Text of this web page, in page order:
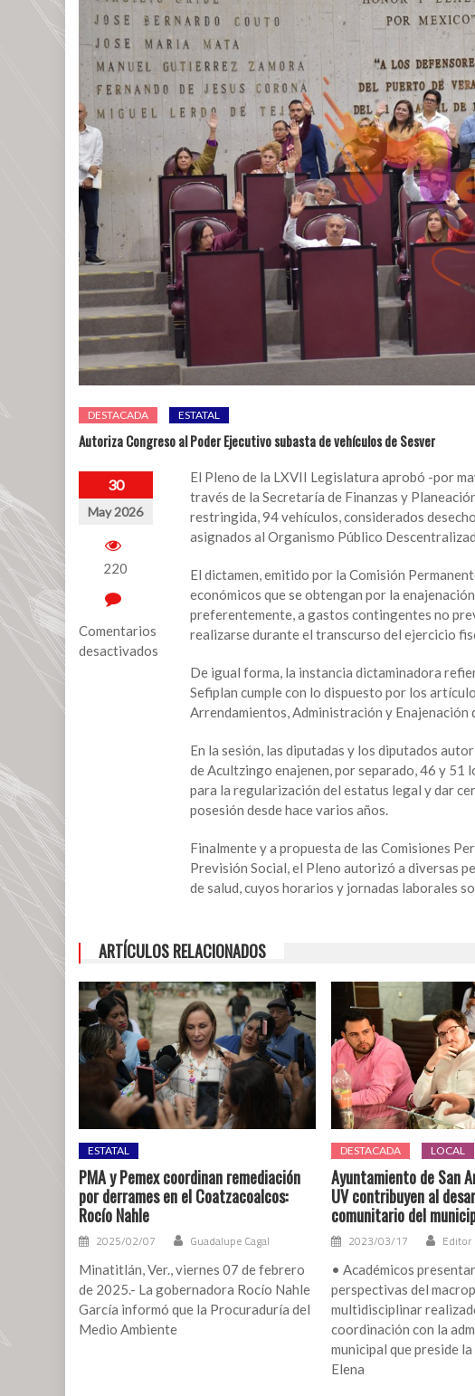
DESTACADA ESTATAL
Autoriza Congreso al Poder Ejecutivo subasta de vehículos de Sesver
30
May 2026
220
Comentarios
desactivados
El Pleno de la LXVII Legislatura aprobó -por
través de la Secretaría de Finanzas y
restringida, 94 vehículos, considerados
asignados al Organismo Público
El dictamen, emitido por la Comisión
económicos que se obtengan por la
preferentemente, a gastos contingentes no
realizarse durante el transcurso del ejercicio
De igual forma, la instancia dictaminadora
Sefiplan cumple con lo dispuesto por los
Arrendamientos, Administración y Enajenación
En la sesión, las diputadas y los diputados
de Acultzingo enajenen, por separado, 46 y 51
para la regularización del estatus legal y dar
posesión desde hace varios años.
Finalmente y a propuesta de las Comisiones
Previsión Social, el Pleno autorizó a diversas
de salud, cuyos horarios y jornadas laborales
ARTÍCULOS RELACIONADOS
ESTATAL
PMA y Pemex coordinan remediación
por derrames en el Coatzacoalcos:
Rocío Nahle
2025/02/07 Guadalupe Cagal
Minatitlán, Ver., viernes 07 de febrero
de 2025.- La gobernadora Rocío Nahle
García informó que la Procuraduría del
Medio Ambiente
DESTACADA LOCAL
Ayuntamiento de San
UV contribuyen al
comunitario del
2023/03/17 Editor
• Académicos
perspectivas del
multidisciplinar
coordinación con la
municipal que preside
Elena